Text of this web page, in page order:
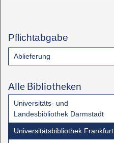
Pflichtabgabe
Ablieferung
Alle Bibliotheken
Universitäts- und
Landesbibliothek Darmstadt
Universitätsbibliothek Frankfurt